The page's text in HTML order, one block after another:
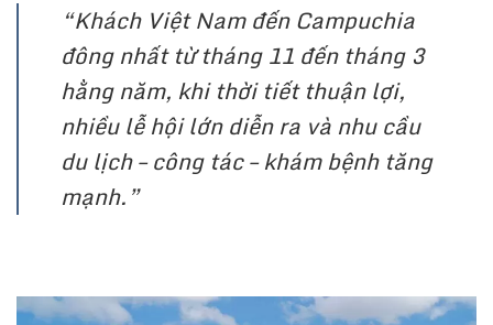
“Khách Việt Nam đến Campuchia
đông nhất từ tháng 11 đến tháng 3
hằng năm, khi thời tiết thuận lợi,
nhiều lễ hội lớn diễn ra và nhu cầu
du lịch – công tác – khám bệnh tăng
mạnh.”